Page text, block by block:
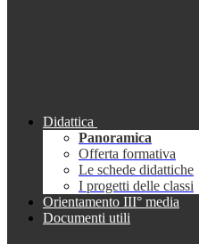
Didattica
Panoramica
Offerta formativa
Le schede didattiche
I progetti delle classi
Orientamento III° media
Documenti utili